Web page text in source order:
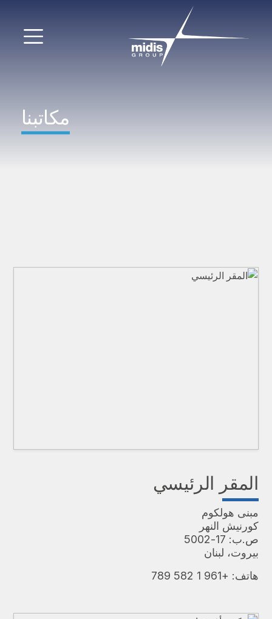
مكاتبنا
المقر الرئيسي
مبنى هولكوم
كورنيش النهر
ص.ب: 17-5002
بيروت، لبنان
هاتف: +961 1 582 789